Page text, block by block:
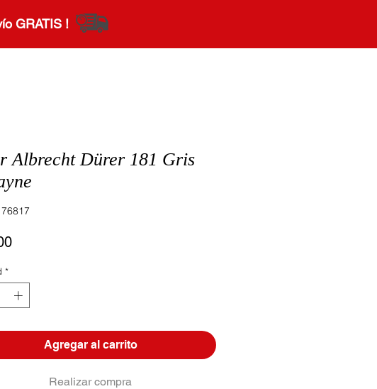
GRATIS !
Albrecht Dürer 181 Gris
Precio
*
Agregar al carrito
Realizar compra